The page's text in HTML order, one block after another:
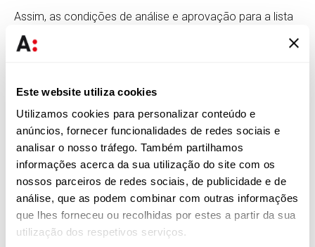
Este website utiliza cookies
Utilizamos cookies para personalizar conteúdo e
anúncios, fornecer funcionalidades de redes sociais e
analisar o nosso tráfego. Também partilhamos
informações acerca da sua utilização do site com os
nossos parceiros de redes sociais, de publicidade e de
análise, que as podem combinar com outras informações
que lhes forneceu ou recolhidas por estes a partir da sua
utilização dos respetivos serviços.
Assim, as condições de análise e aprovação para a lista
laranja serão praticamente iguais às atuais, com a
diferença de que o processo fica mais visível e ágil na
Inspeções reforçadas (incluindo pela Comissão
Europeia)
As autoridades inspetivas passam a poder exigir
documentação a qualquer interveniente num prazo por
elas fixado, podendo reter os resíduos e, se necessário, o
meio de transporte e suspender o transporte até que a